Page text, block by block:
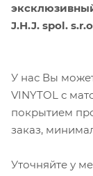
J.H.J. spol.
У нас Вы
VINYTOL с
покрытием
заказ,
Уточняйте у